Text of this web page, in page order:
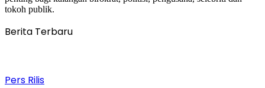
tokoh publik.
Berita Terbaru
Pers Rilis